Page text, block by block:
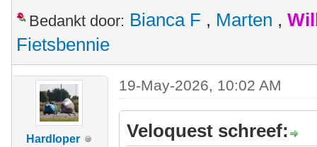
Bedankt door: Bianca F , Marten ,
Fietsbennie
Hardloper
19-May-2026, 10:02 AM
Veloquest schreef: